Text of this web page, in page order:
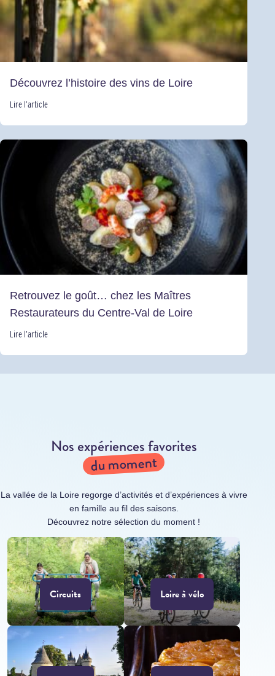
Découvrez l’histoire des vins de Loire
Lire l’article
Retrouvez le goût… chez les Maîtres
Restaurateurs du Centre-Val de Loire
Lire l’article
Nos expériences favorites
du moment
La vallée de la Loire regorge d’activités et d’expériences à vivre
en famille au fil des saisons.
Découvrez notre sélection du moment !
Circuits Loire à vélo